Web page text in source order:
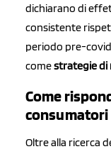
dichiarano di
consistente
periodo pre-
comestrategie di
Come
consumatori
Oltre alla ricerca